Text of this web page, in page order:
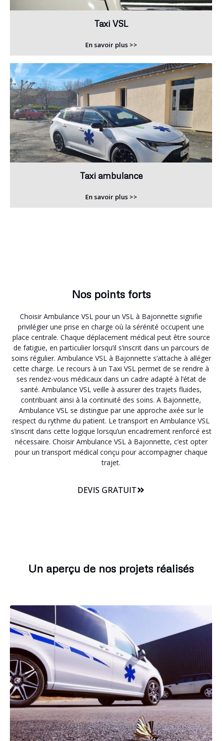
Taxi VSL
En savoir plus >>
Taxi ambulance
En savoir plus >>
Nos points forts
Choisir Ambulance VSL pour un VSL à Bajonnette signifie
privilégier une prise en charge où la sérénité occupent une
place centrale. Chaque déplacement médical peut être source
de fatigue, en particulier lorsqu’il s’inscrit dans un parcours de
soins régulier. Ambulance VSL à Bajonnette s’attache à alléger
cette charge. Le recours à un Taxi VSL permet de se rendre à
ses rendez-vous médicaux dans un cadre adapté à l’état de
santé. Ambulance VSL veille à assurer des trajets fluides,
contribuant ainsi à la continuité des soins. A Bajonnette,
Ambulance VSL se distingue par une approche axée sur le
respect du rythme du patient. Le transport en Ambulance VSL
s’inscrit dans cette logique lorsqu’un encadrement renforcé est
nécessaire. Choisir Ambulance VSL à Bajonnette, c’est opter
pour un transport médical conçu pour accompagner chaque
trajet.
DEVIS GRATUIT
Un aperçu de nos projets réalisés